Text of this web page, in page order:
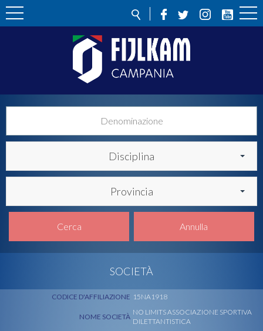
Disciplina
Provincia
Cerca Annulla
SOCIETÀ
CODICE D'AFFILIAZIONE 15NA1918
NOME SOCIETÀ
NO LIMITS ASSOCIAZIONE SPORTIVA
DILETTANTISTICA